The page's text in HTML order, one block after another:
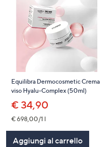
destra
dispositivi
touch
consultarli.
Equilibra Dermocosmetic Crema
viso Hyalu-Complex (50ml)
€ 34,90
€ 698,00/1 l
Aggiungi al carrello